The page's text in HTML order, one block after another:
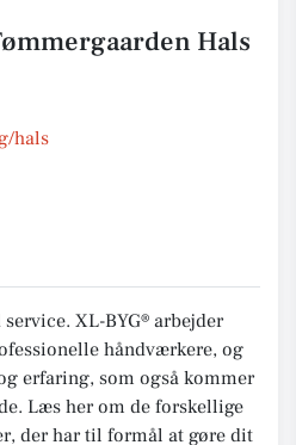
Hals
hals
XL-BYG® arbejder
håndværkere, og
erfaring, som også kommer
Læs her om de forskellige
der har til formål at gøre dit